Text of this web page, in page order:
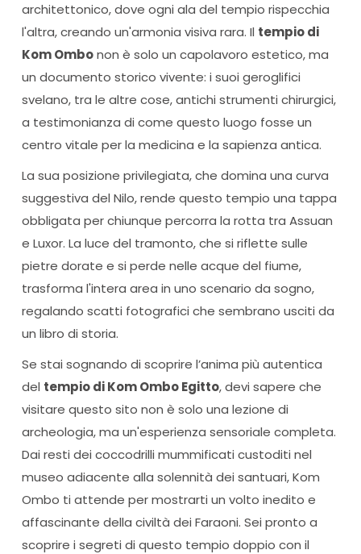
architettonico, dove ogni ala del tempio rispecchia
l'altra, creando un'armonia visiva rara. Il tempio di
Kom Ombonon è solo un capolavoro estetico, ma
un documento storico vivente: i suoi geroglifici
svelano, tra le altre cose, antichi strumenti chirurgici,
a testimonianza di come questo luogo fosse un
centro vitale per la medicina e la sapienza antica.
La sua posizione privilegiata, che domina una curva
suggestiva del Nilo, rende questo tempio una tappa
obbligata per chiunque percorra la rotta tra Assuan
e Luxor. La luce del tramonto, che si riflette sulle
pietre dorate e si perde nelle acque del fiume,
trasforma l'intera area in uno scenario da sogno,
regalando scatti fotografici che sembrano usciti da
un libro di storia.
Se stai sognando di scoprire l’anima più autentica
del tempio di Kom Ombo Egitto, devi sapere che
visitare questo sito non è solo una lezione di
archeologia, ma un'esperienza sensoriale completa.
Dai resti dei coccodrilli mummificati custoditi nel
museo adiacente alla solennità dei santuari, Kom
Ombo ti attende per mostrarti un volto inedito e
affascinante della civiltà dei Faraoni. Sei pronto a
scoprire i segreti di questo tempio doppio con il